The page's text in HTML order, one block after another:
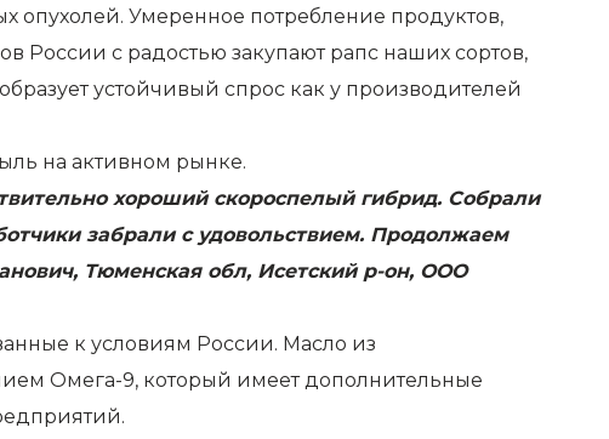
опухолей. Умеренное потребление продуктов,
России с радостью закупают рапс наших сортов,
устойчивый спрос как у производителей
на активном рынке.
хороший скороспелый гибрид. Собрали
забрали с удовольствием. Продолжаем
Тюменская обл, Исетский р-он, ООО
к условиям России. Масло из
Омега-9, который имеет дополнительные